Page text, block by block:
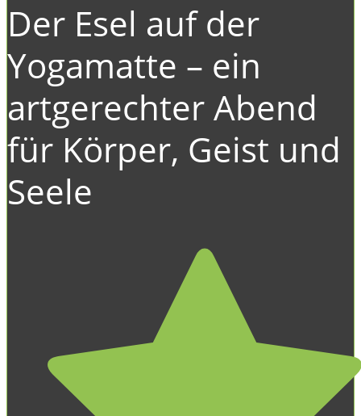
Der Esel auf der
Yogamatte – ein
artgerechter Abend
für Körper, Geist und
Seele